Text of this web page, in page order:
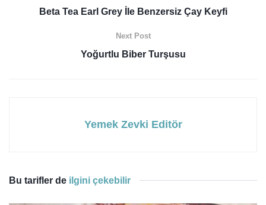
Beta Tea Earl Grey İle Benzersiz Çay Keyfi
Next Post
Yoğurtlu Biber Turşusu
Yemek Zevki Editör
Bu tarifler de ilgini çekebilir